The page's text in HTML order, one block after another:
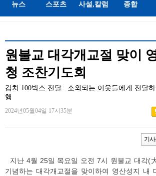
뉴스 스포츠 사설,칼럼 종합
원불교 대각개교절 맞이
청 조찬기도회
김치 100박스 전달...소외되는 이웃들에게 전달
행
2024년05월04일 17시35분
기
지난 4월 25일 목요일 오전 7시 원불교 대각(
기념하는 대각개교절을 맞이하여 영산성지 내